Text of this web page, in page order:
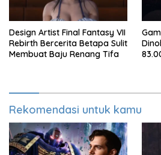
Design Artist Final Fantasy VII
Rebirth Bercerita Betapa Sulit
Membuat Baju Renang Tifa
Rekomendasi untuk kamu